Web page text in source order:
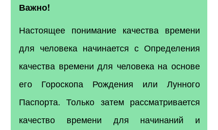
Важно!
Настоящее понимание качества времени
для человека начинается с Определения
качества времени для человека на основе
его Гороскопа Рождения или Лунного
Паспорта. Только затем рассматривается
качество времени для начинаний и